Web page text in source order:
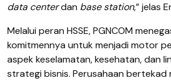
data centerdan base station,” jelas
Melalui peran HSSE, PGNCOM
komitmennya untuk menjadi motor
aspek keselamatan, kesehatan, dan
strategi bisnis. Perusahaan bertekad